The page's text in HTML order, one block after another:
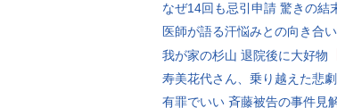
なぜ14回も忌引申請 驚きの結
医師が語る汗悩みとの向き合
我が家の杉山 退院後に大好物
寿美花代さん、乗り越えた悲劇
有罪でいい 斉藤被告の事件見